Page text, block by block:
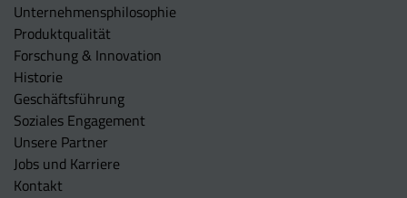
Unternehmens­philosophie
Produktqualität
Forschung & Innovation
Historie
Geschäftsführung
Soziales Engagement
Unsere Partner
Jobs und Karriere
Kontakt